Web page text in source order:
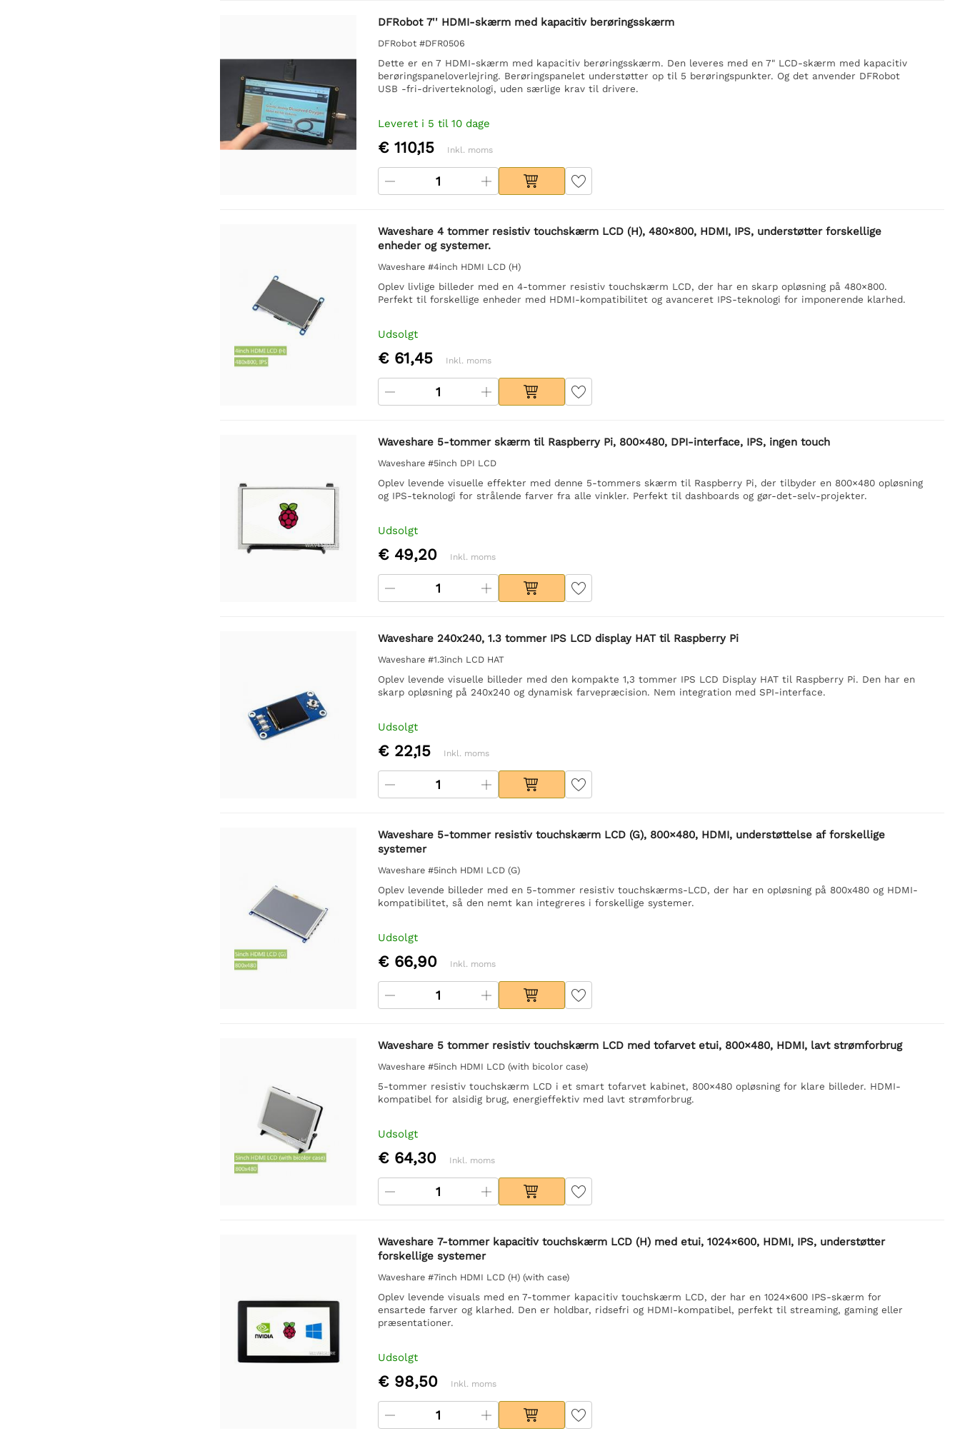
DFRobot 7'' HDMI-skærm med kapacitiv berøringsskærm
DFRobot #DFR0506
Dette er en 7 HDMI-skærm med kapacitiv berøringsskærm. Den leveres med en 7" LCD-skærm med kapacitiv
berøringspaneloverlejring. Berøringspanelet understøtter op til 5 berøringspunkter. Og det anvender DFRobot
USB -fri-driverteknologi, uden særlige krav til drivere.
Leveret i 5 til 10 dage
€ 110,15 Inkl. moms
Waveshare 4 tommer resistiv touchskærm LCD (H), 480×800, HDMI, IPS, understøtter forskellige
enheder og systemer.
Waveshare #4inch HDMI LCD (H)
Oplev livlige billeder med en 4-tommer resistiv touchskærm LCD, der har en skarp opløsning på 480×800.
Perfekt til forskellige enheder med HDMI-kompatibilitet og avanceret IPS-teknologi for imponerende klarhed.
Udsolgt
€ 61,45 Inkl. moms
Waveshare 5-tommer skærm til Raspberry Pi, 800×480, DPI-interface, IPS, ingen touch
Waveshare #5inch DPI LCD
Oplev levende visuelle effekter med denne 5-tommers skærm til Raspberry Pi, der tilbyder en 800×480 opløsning
og IPS-teknologi for strålende farver fra alle vinkler. Perfekt til dashboards og gør-det-selv-projekter.
Udsolgt
€ 49,20 Inkl. moms
Waveshare 240x240, 1.3 tommer IPS LCD display HAT til Raspberry Pi
Waveshare #1.3inch LCD HAT
Oplev levende visuelle billeder med den kompakte 1,3 tommer IPS LCD Display HAT til Raspberry Pi. Den har en
skarp opløsning på 240x240 og dynamisk farvepræcision. Nem integration med SPI-interface.
Udsolgt
€ 22,15 Inkl. moms
Waveshare 5-tommer resistiv touchskærm LCD (G), 800×480, HDMI, understøttelse af forskellige
systemer
Waveshare #5inch HDMI LCD (G)
Oplev levende billeder med en 5-tommer resistiv touchskærms-LCD, der har en opløsning på 800x480 og HDMI-
kompatibilitet, så den nemt kan integreres i forskellige systemer.
Udsolgt
€ 66,90 Inkl. moms
Waveshare 5 tommer resistiv touchskærm LCD med tofarvet etui, 800×480, HDMI, lavt strømforbrug
Waveshare #5inch HDMI LCD (with bicolor case)
5-tommer resistiv touchskærm LCD i et smart tofarvet kabinet, 800×480 opløsning for klare billeder. HDMI-
kompatibel for alsidig brug, energieffektiv med lavt strømforbrug.
Udsolgt
€ 64,30 Inkl. moms
Waveshare 7-tommer kapacitiv touchskærm LCD (H) med etui, 1024×600, HDMI, IPS, understøtter
forskellige systemer
Waveshare #7inch HDMI LCD (H) (with case)
Oplev levende visuals med en 7-tommer kapacitiv touchskærm LCD, der har en 1024×600 IPS-skærm for
ensartede farver og klarhed. Den er holdbar, ridsefri og HDMI-kompatibel, perfekt til streaming, gaming eller
præsentationer.
Udsolgt
€ 98,50 Inkl. moms